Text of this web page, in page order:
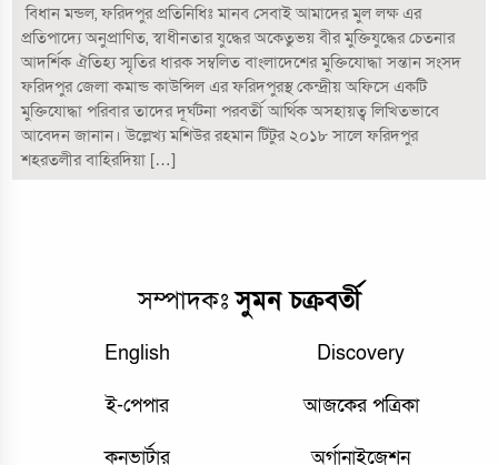
বিধান মন্ডল, ফরিদপুর প্রতিনিধিঃ মানব সেবাই আমাদের মুল লক্ষ এর
প্রতিপাদ্যে অনুপ্রাণিত, স্বাধীনতার যুদ্ধের অকেতুভয় বীর মুক্তিযুদ্ধের চেতনার
আদর্শিক ঐতিহ্য স্মৃতির ধারক সম্বলিত বাংলাদেশের মুক্তিযোদ্ধা সন্তান সংসদ
ফরিদপুর জেলা কমান্ড কাউন্সিল এর ফরিদপুরস্থ কেন্দ্রীয় অফিসে একটি
মুক্তিযোদ্ধা পরিবার তাদের দূর্ঘটনা পরবর্তী আর্থিক অসহায়ত্ব লিখিতভাবে
আবেদন জানান। উল্লেখ্য মশিউর রহমান টিটুর ২০১৮ সালে ফরিদপুর
শহরতলীর বাহিরদিয়া […]
সম্পাদকঃসুমন চক্রবর্তী
English Discovery
ই-পেপার আজকের পত্রিকা
কনভার্টার অর্গানাইজেশন